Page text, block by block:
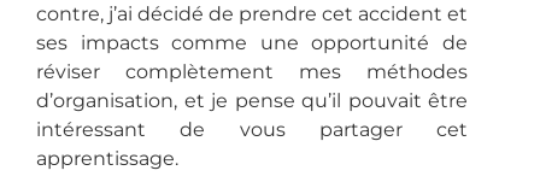
contre, j’ai décidé de prendre cet accident et
ses impacts comme une opportunité de
réviser complètement mes méthodes
d’organisation, et je pense qu’il pouvait être
intéressant de vous partager cet
apprentissage.